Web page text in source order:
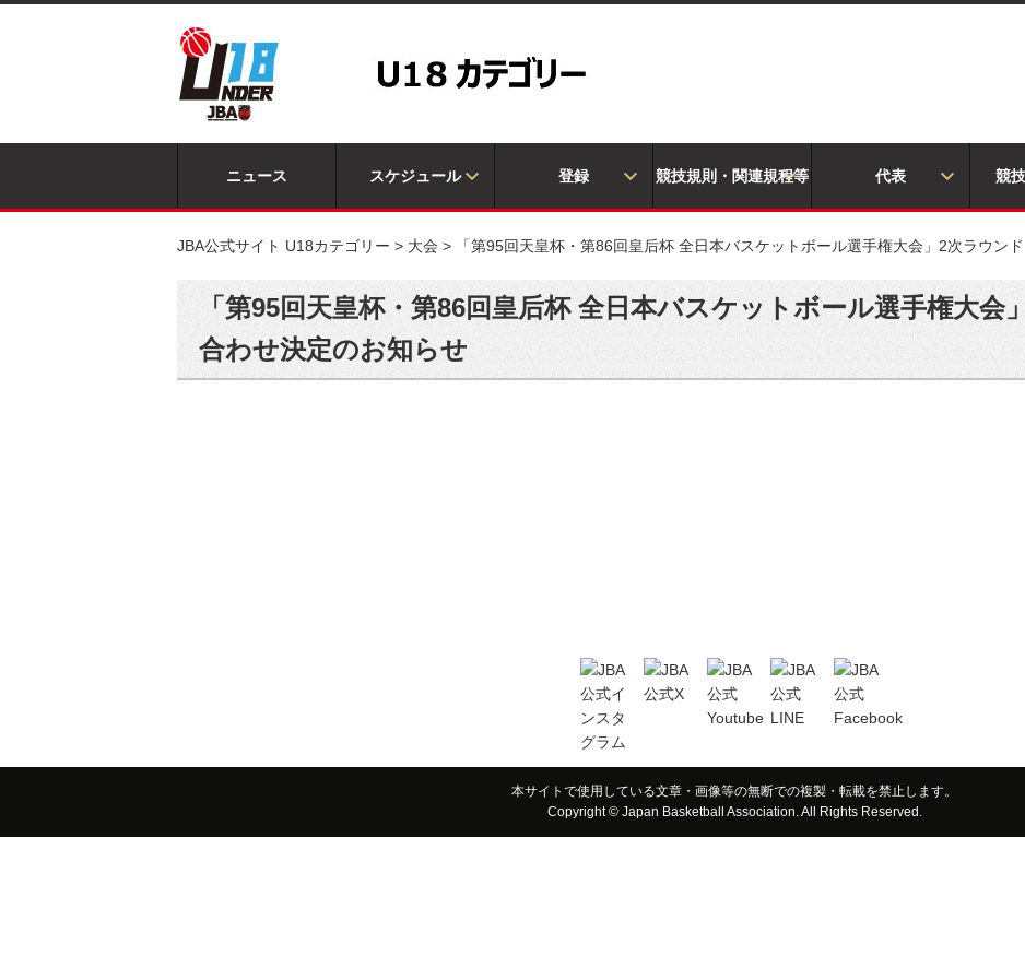
ニュース スケジュール 登録 競技規則・関連規程等 代表 競
JBA公式サイト U18カテゴリー > 大会 > 「第95回天皇杯・第86回皇后杯 全日本バスケットボール選手権大会」2次ラウ
「第95回天皇杯・第86回皇后杯 全日本バスケットボール選手権大
合わせ決定のお知らせ
本サイトで使用している文章・画像等の無断での複製・転載を禁止します。
Copyright © Japan Basketball Association. All Rights Reserved.